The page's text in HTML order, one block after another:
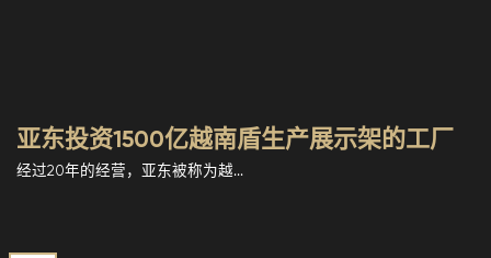
亚东投资1500亿越南盾生产展示架的工厂
经过20年的经营，亚东被称为越...